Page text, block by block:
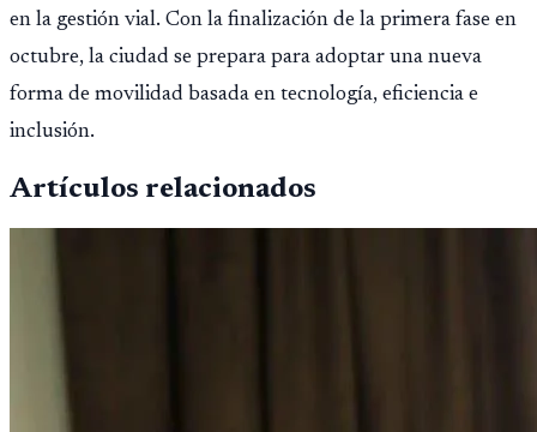
en la gestión vial. Con la finalización de la primera fase en
octubre, la ciudad se prepara para adoptar una nueva
forma de movilidad basada en tecnología, eficiencia e
inclusión.
Artículos relacionados